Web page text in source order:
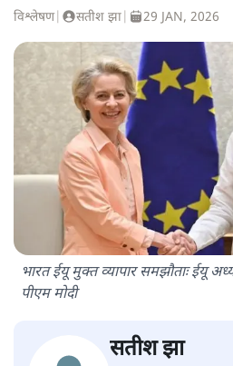
विश्लेषण| सतीश झा 29 JAN, 2026
भारत ईयू मुक्त व्यापार समझौताः ईयू
पीएम मोदी
सतीश झा